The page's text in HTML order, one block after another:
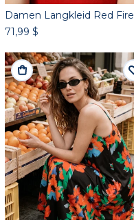
Damen Langkleid Red Fire
71,99 $